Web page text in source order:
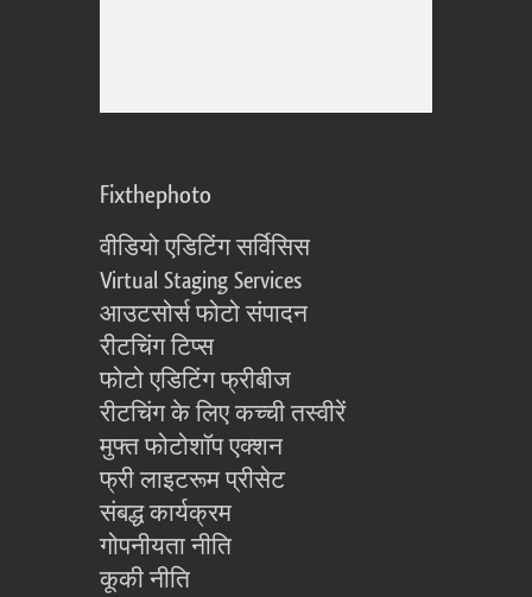
Fixthephoto
वीडियो एडिटिंग सर्विसिस
Virtual Staging Services
आउटसोर्स फोटो संपादन
रीटचिंग टिप्स
फोटो एडिटिंग फ्रीबीज
रीटचिंग के लिए कच्ची तस्वीरें
मुफ्त फोटोशॉप एक्शन
फ्री लाइटरूम प्रीसेट
संबद्ध कार्यक्रम
गोपनीयता नीति
कूकी नीति